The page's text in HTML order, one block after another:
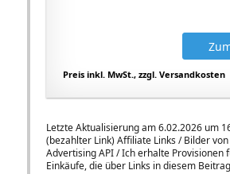
Preis inkl. MwSt., zzgl. Versandkosten
Letzte Aktualisierung am 6.02.2026 um
(bezahlter Link) Affiliate Links / Bilder
Advertising API / Ich erhalte Provisionen
Einkäufe, die über Links in diesem